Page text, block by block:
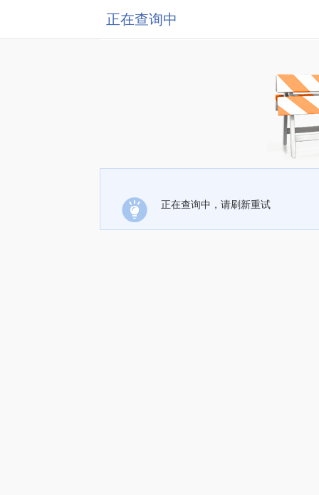
正在查询中
正在查询中，请刷新重试